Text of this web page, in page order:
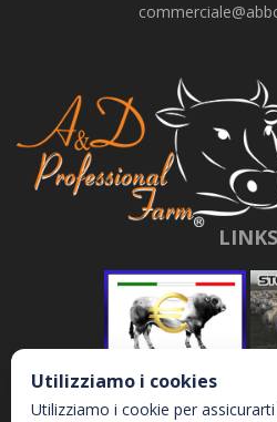
LINKS
Utilizziamo i cookies
Utilizziamo i cookie per